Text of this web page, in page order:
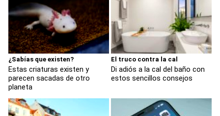
¿Sabías que existen?
Estas criaturas existen y
parecen sacadas de otro
planeta
El truco contra la cal
Di adiós a la cal del baño con
estos sencillos consejos